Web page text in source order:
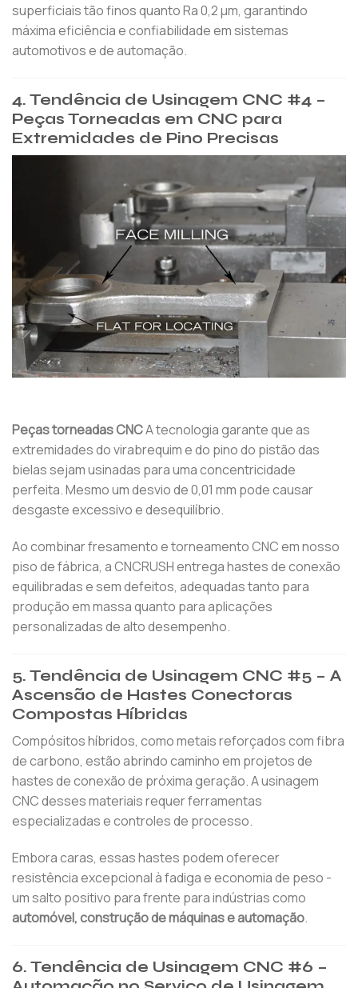
superficiais tão finos quanto Ra 0,2 μm, garantindo
máxima eficiência e confiabilidade em sistemas
automotivos e de automação.
4. Tendência de Usinagem CNC #4 –
Peças Torneadas em CNC para
Extremidades de Pino Precisas
Peças torneadas CNCA tecnologia garante que as
extremidades do virabrequim e do pino do pistão das
bielas sejam usinadas para uma concentricidade
perfeita. Mesmo um desvio de 0,01 mm pode causar
desgaste excessivo e desequilíbrio.
Ao combinar fresamento e torneamento CNC em nosso
piso de fábrica, a CNCRUSH entrega hastes de conexão
equilibradas e sem defeitos, adequadas tanto para
produção em massa quanto para aplicações
personalizadas de alto desempenho.
5. Tendência de Usinagem CNC #5 – A
Ascensão de Hastes Conectoras
Compostas Híbridas
Compósitos híbridos, como metais reforçados com fibra
de carbono, estão abrindo caminho em projetos de
hastes de conexão de próxima geração. A usinagem
CNC desses materiais requer ferramentas
especializadas e controles de processo.
Embora caras, essas hastes podem oferecer
resistência excepcional à fadiga e economia de peso -
um salto positivo para frente para indústrias como
automóvel, construção de máquinas e automação.
6. Tendência de Usinagem CNC #6 –